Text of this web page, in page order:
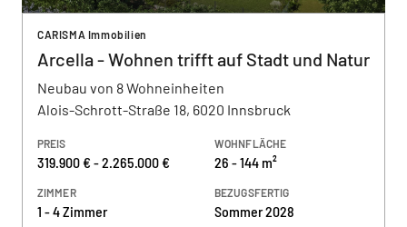
CARISMA Immobilien
Arcella - Wohnen trifft auf Stadt und Natur
Neubau von 8 Wohneinheiten
Alois-Schrott-Straße 18, 6020 Innsbruck
PREIS
319.900 € - 2.265.000 €
WOHNFLÄCHE
26 - 144 m²
ZIMMER
1 - 4 Zimmer
BEZUGSFERTIG
Sommer 2028